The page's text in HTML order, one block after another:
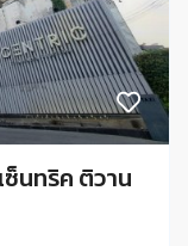
ซ็นทริค ติวาน